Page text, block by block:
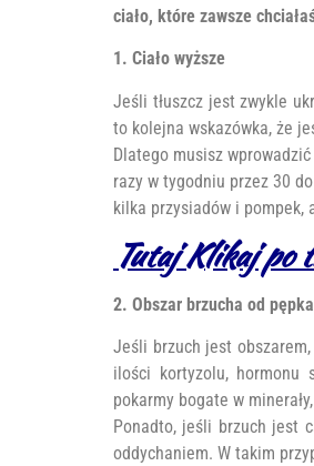
ciało, które zawsze
1. Ciało wyższe
Jeśli tłuszcz jest zwykle
to kolejna wskazówka, że
Dlatego musisz
razy w tygodniu przez 30
kilka przysiadów i pompek,
Tutaj Klikaj po
2. Obszar brzucha od
Jeśli brzuch jest
ilości kortyzolu, hormonu
pokarmy bogate w
Ponadto, jeśli brzuch jest
oddychaniem. W takim